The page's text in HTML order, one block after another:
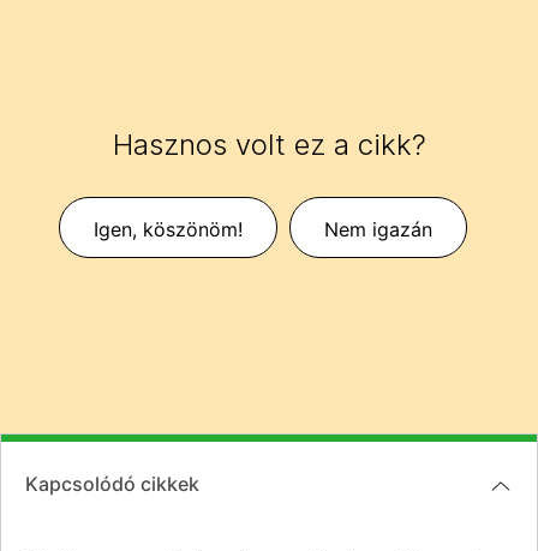
Hasznos volt ez a cikk?
Igen, köszönöm! Nem igazán
Kapcsolódó cikkek